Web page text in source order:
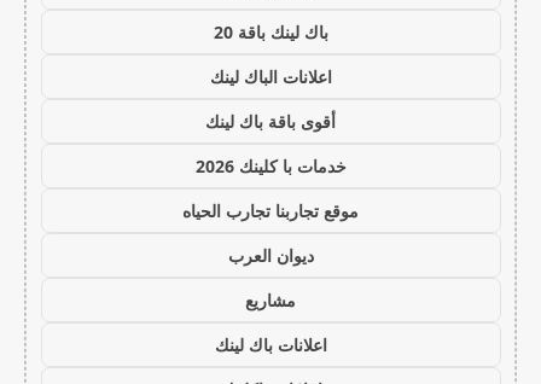
باك لينك باقة 20
اعلانات الباك لينك
أقوى باقة باك لينك
خدمات با كلينك 2026
موقع تجاربنا تجارب الحياه
ديوان العرب
مشاريع
اعلانات باك لينك